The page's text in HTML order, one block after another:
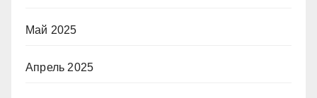
Май 2025
Апрель 2025